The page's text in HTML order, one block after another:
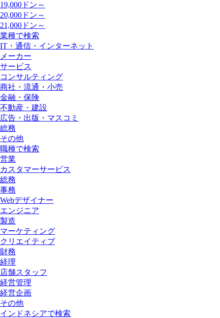
19,000ドン～
20,000ドン～
21,000ドン～
業種で検索
IT・通信・インターネット
メーカー
サービス
コンサルティング
商社・流通・小売
金融・保険
不動産・建設
広告・出版・マスコミ
総務
その他
職種で検索
営業
カスタマーサービス
総務
事務
Webデザイナー
エンジニア
製造
マーケティング
クリエイティブ
財務
経理
店舗スタッフ
経営管理
経営企画
その他
インドネシアで検索